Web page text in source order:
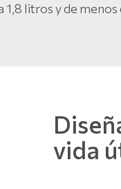
1,8 litros y de menos
vida